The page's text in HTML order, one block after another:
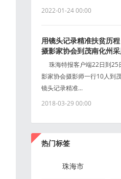
2022-01-24 00:00
用镜头记录精准扶贫历
摄影家协会到茂南化州
珠海特报客户端22日到25
影家协会摄影师一行10人到
镜头记录精准...
2018-03-29 00:00
热门标签
珠海市